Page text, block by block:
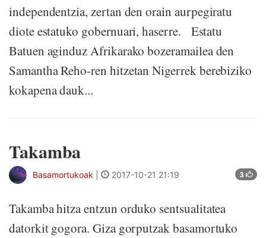
independentzia, zertan den orain aurpegiratu
diote estatuko gobernuari, haserre. Estatu
Batuen aginduz Afrikarako bozeramailea den
Samantha Reho-ren hitzetan Nigerrek berebiziko
kokapena dauk...
Takamba
3
Basamortukoak 2017-10-21 21:19
Takamba hitza entzun orduko sentsualitatea
datorkit gogora. Giza gorputzak basamortuko